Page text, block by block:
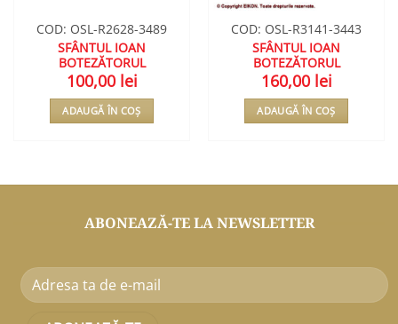
COD: OSL-R2628-3489
SFÂNTUL IOAN
BOTEZĂTORUL
100,00 lei
ADAUGĂ ÎN COȘ
COD: OSL-R3141-3443
SFÂNTUL IOAN
BOTEZĂTORUL
160,00 lei
ADAUGĂ ÎN COȘ
ABONEAZĂ-TE LA NEWSLETTER